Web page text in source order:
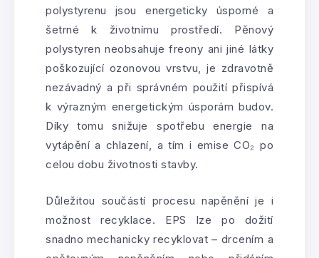
polystyrenu jsou energeticky úsporné a
šetrné k životnímu prostředí. Pěnový
polystyren neobsahuje freony ani jiné látky
poškozující ozonovou vrstvu, je zdravotně
nezávadný a při správném použití přispívá
k výrazným energetickým úsporám budov.
Díky tomu snižuje spotřebu energie na
vytápění a chlazení, a tím i emise CO₂ po
celou dobu životnosti stavby.
Důležitou součástí procesu napěnění je i
možnost recyklace. EPS lze po dožití
snadno mechanicky recyklovat – drcením a